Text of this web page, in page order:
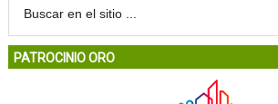
PATROCINIO ORO